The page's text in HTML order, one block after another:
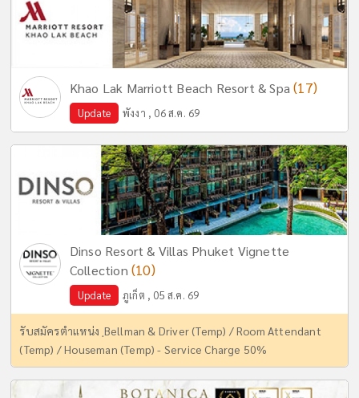
Khao Lak Marriott Beach Resort & Spa(17)
Update พังงา , 06 ส.ค. 69
Dinso Resort & Villas Phuket Vignette
Collection (10)
Update ภูเก็ต , 05 ส.ค. 69
รับสมัครตำแหน่ง ฺBellman & Driver (Temp) / Room Attendant
(Temp) / Houseman (Temp) - Service Charge 50%